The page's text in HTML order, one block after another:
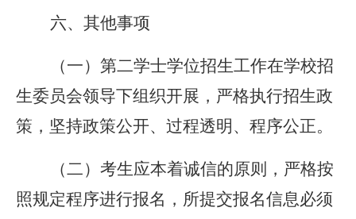
六、其他事项
（一）第二学士学位招生工作在学校招
生委员会领导下组织开展，严格执行招生政
策，坚持政策公开、过程透明、程序公正。
（二）考生应本着诚信的原则，严格按
照规定程序进行报名，所提交报名信息必须